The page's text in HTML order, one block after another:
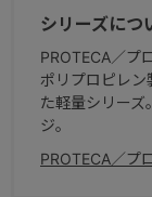
シリーズにつ
PROTECA／プ
ポリプロピレ
た軽量シリーズ
ジ。
PROTECA／プ